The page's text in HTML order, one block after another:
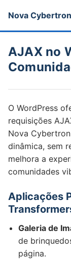
Nova
AJAX no
O WordPress
requisições
Nova
dinâmica, sem
melhora a
comunidades
Aplicações
Galeria de
de
página.